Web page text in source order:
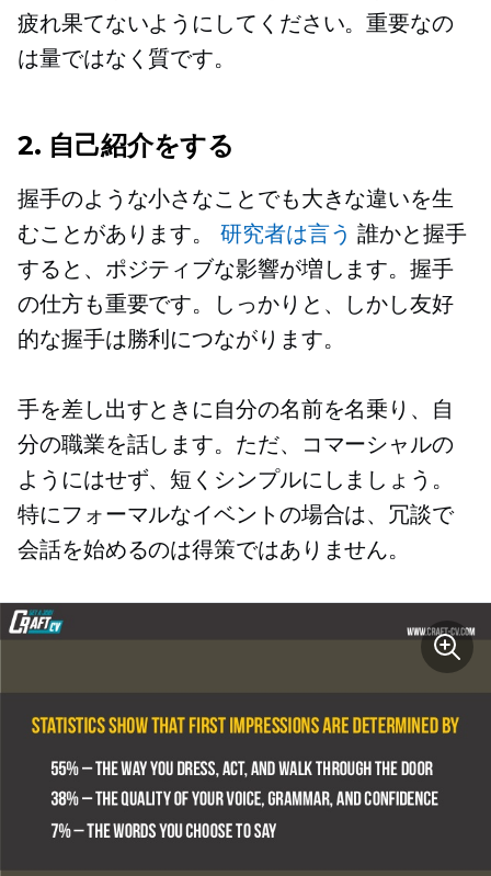
疲れ果てないようにしてください。重要なの
は量ではなく質です。
2. 自己紹介をする
握手のような小さなことでも大きな違いを生
むことがあります。 研究者は言う 誰かと握手
すると、ポジティブな影響が増します。握手
の仕方も重要です。しっかりと、しかし友好
的な握手は勝利につながります。
手を差し出すときに自分の名前を名乗り、自
分の職業を話します。ただ、コマーシャルの
ようにはせず、短くシンプルにしましょう。
特にフォーマルなイベントの場合は、冗談で
会話を始めるのは得策ではありません。